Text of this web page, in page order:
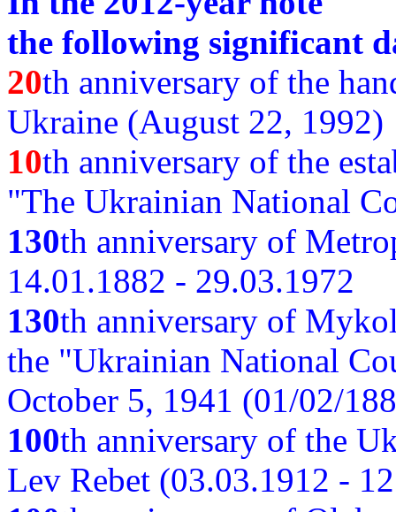
the following significant
20th anniversary of the
Ukraine (August 22, 1992)
10th anniversary of the
"The Ukrainian National
130th anniversary of
14.01.1882 - 29.03.1972
130th anniversary of
the "Ukrainian National
October 5, 1941 (01/02/
100th anniversary of the
Lev Rebet (03.03.1912 -